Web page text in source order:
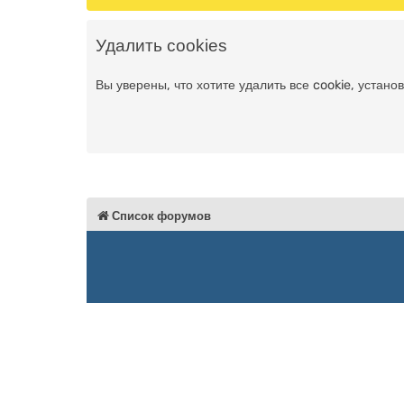
Удалить cookies
Вы уверены, что хотите удалить все cookie,
Список форумов